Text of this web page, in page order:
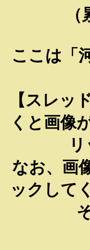
ここは「
【スレッ
くと画像
なお、画
ックして